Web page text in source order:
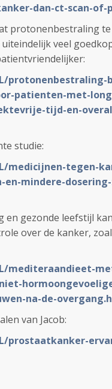
dan-ct-scan-
protonenbestraling
veel
patienten-met-
tijd-en-
studie:
medicijnen-tegen-
mindere-
en gezonde leefstijl
over de kanker,
mediteraandieet-
na-de-
van Jacob:
prostaatkanker-